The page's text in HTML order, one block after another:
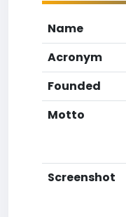
Name
Acronym
Founded
Motto
Screenshot